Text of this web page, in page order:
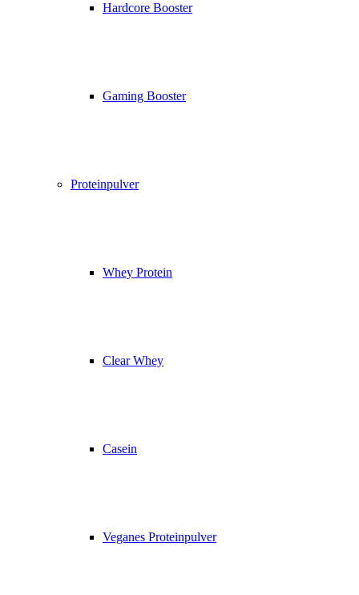
Hardcore Booster
Gaming Booster
Proteinpulver
Whey Protein
Clear Whey
Casein
Veganes Proteinpulver